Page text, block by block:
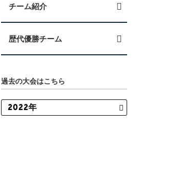
チーム紹介
歴代優勝チーム
過去の大会はこちら